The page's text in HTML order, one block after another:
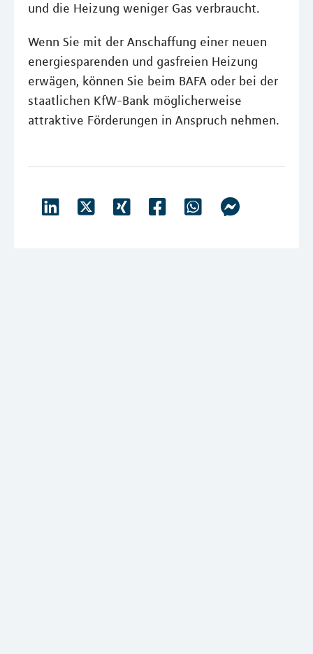
und die Heizung weniger Gas verbraucht.
Wenn Sie mit der Anschaffung einer neuen
energiesparenden und gasfreien Heizung
erwägen, können Sie beim BAFA oder bei der
staatlichen KfW-Bank möglicherweise
attraktive Förderungen in Anspruch nehmen.